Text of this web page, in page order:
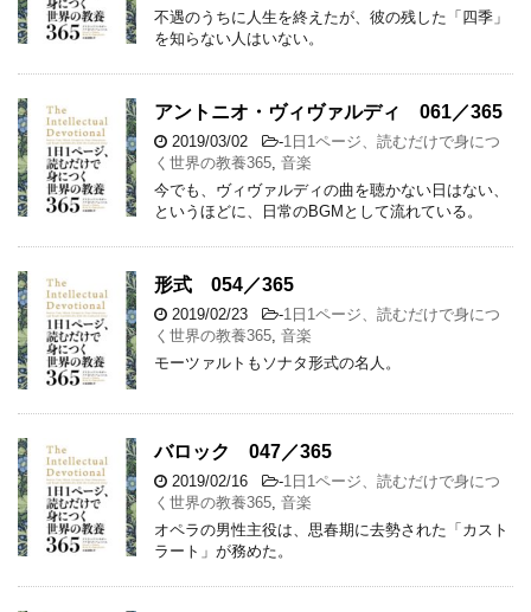
不遇のうちに人生を終えたが、彼の残した「四季」
を知らない人はいない。
アントニオ・ヴィヴァルディ 061／365
2019/03/02 -1日1ページ、読むだけで身につ
く世界の教養365 音楽
今でも、ヴィヴァルディの曲を聴かない日はない、
というほどに、日常のBGMとして流れている。
形式 054／365
2019/02/23 -1日1ページ、読むだけで身につ
く世界の教養365 音楽
モーツァルトもソナタ形式の名人。
バロック 047／365
2019/02/16 -1日1ページ、読むだけで身につ
く世界の教養365 音楽
オペラの男性主役は、思春期に去勢された「カスト
ラート」が務めた。